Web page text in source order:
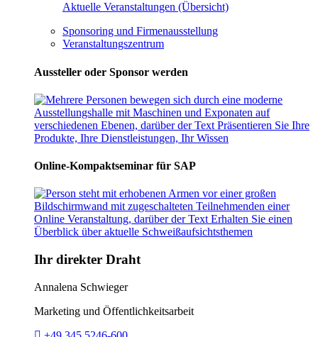
Aktuelle Veranstaltungen (Übersicht)
Sponsoring und Firmenausstellung
Veranstaltungszentrum
Aussteller oder Sponsor werden
Online-Kompaktseminar für SAP
Ihr direkter Draht
Annalena Schwieger
Marketing und Öffentlichkeitsarbeit
Telefon: